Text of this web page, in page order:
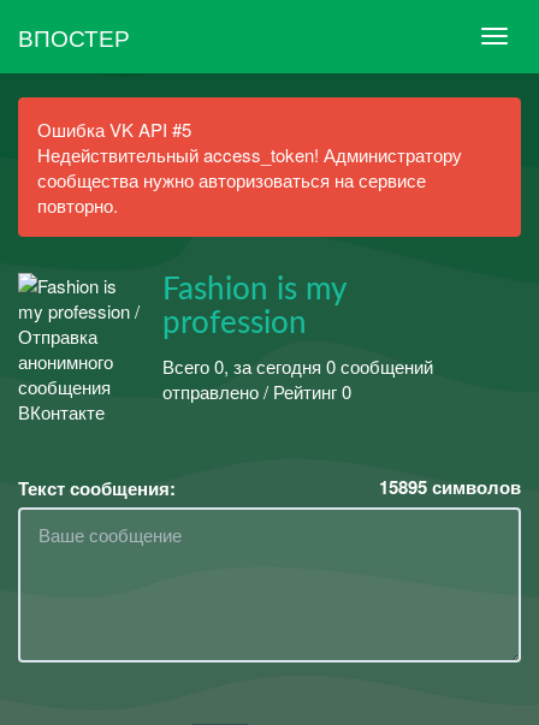
ВПОСТЕР
Ошибка VK API #5
Недействительный access_token! Администратору
сообщества нужно авторизоваться на сервисе
повторно.
Fashion is my
profession
Всего 0, за сегодня 0 сообщений
отправлено / Рейтинг 0
Текст сообщения: 15895символов